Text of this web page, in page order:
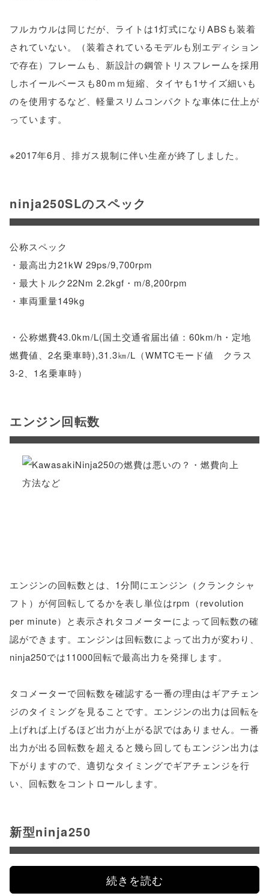
フルカウルは同じだが、ライトは1灯式になりABSも装着
されていない。（装着されているモデルも別エディション
で存在）フレームも、新設計の鋼管トリスフレームを採用
しホイールベースも80ｍｍ短縮、タイヤも1サイズ細いも
のを使用するなど、軽量スリムコンパクトな車体に仕上が
っています。
※2017年6月、排ガス規制に伴い生産が終了しました。
ninja250SLのスペック
公称スペック
・最高出力21kW 29ps/9,700rpm
・最大トルク22Nm 2.2kgf・m/8,200rpm
・車両重量149kg
・公称燃費43.0km/L(国土交通省届出値：60km/h・定地
燃費値、2名乗車時),31.3㎞/L（WMTCモード値 クラス
3-2、1名乗車時）
エンジン回転数
エンジンの回転数とは、1分間にエンジン（クランクシャ
フト）が何回転してるかを表し単位はrpm（revolution
per minute）と表示されタコメーターによって回転数の確
認ができます。エンジンは回転数によって出力が変わり、
ninja250では11000回転で最高出力を発揮します。
タコメーターで回転数を確認する一番の理由はギアチェン
ジのタイミングを見ることです。エンジンの出力は回転を
上げれば上げるほど出力が上がる訳ではありません。一番
出力が出る回転数を超えると幾ら回してもエンジン出力は
下がりますので、適切なタイミングでギアチェンジを行
い、回転数をコントロールします。
新型ninja250
続きを読む